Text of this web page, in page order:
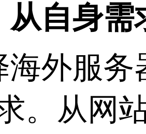
从自身需
海外服务
。从网